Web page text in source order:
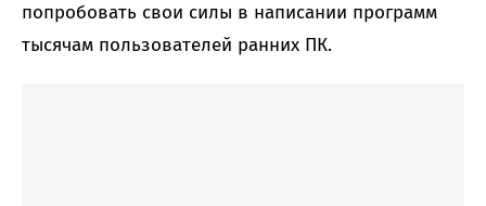
попробовать свои силы в написании программ
тысячам пользователей ранних ПК.